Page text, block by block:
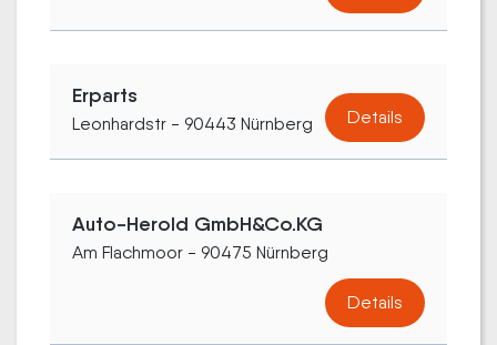
Erparts
Leonhardstr - 90443 Nürnberg Details
Auto-Herold GmbH&Co.KG
Am Flachmoor - 90475 Nürnberg
Details